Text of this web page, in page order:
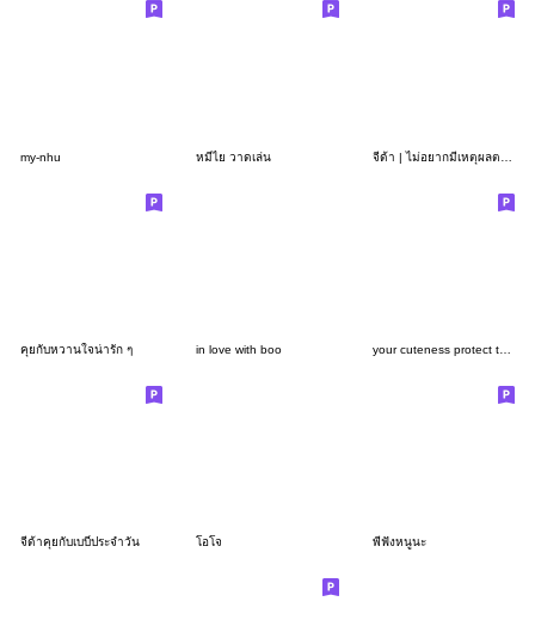
my-nhu หมีไย วาดเล่น
คุยกับหวานใจน่ารัก ๆ in love with boo your cuteness protect the world
จีด้าคุยกับเบบี๋ประจำวัน โอโจ พี่ฟังหนูนะ